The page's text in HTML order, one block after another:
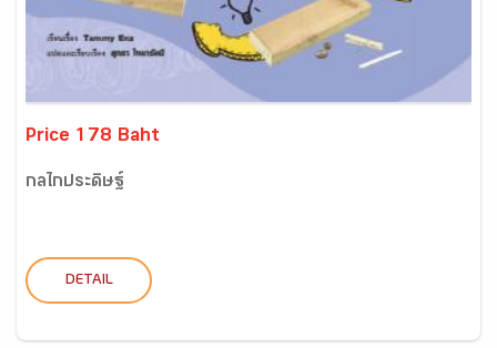
Price 178 Baht
กลไกประดิษฐ์
DETAIL